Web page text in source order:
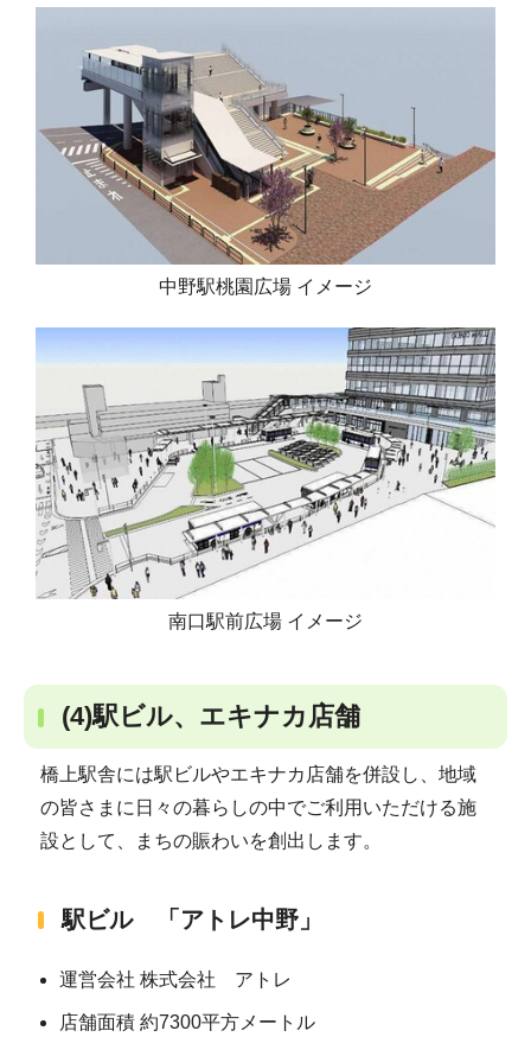
中野駅桃園広場 イメージ
南口駅前広場 イメージ
(4)駅ビル、エキナカ店舗
橋上駅舎には駅ビルやエキナカ店舗を併設し、地域
の皆さまに日々の暮らしの中でご利用いただける施
設として、まちの賑わいを創出します。
駅ビル 「アトレ中野」
運営会社 株式会社 アトレ
店舗面積 約7300平方メートル